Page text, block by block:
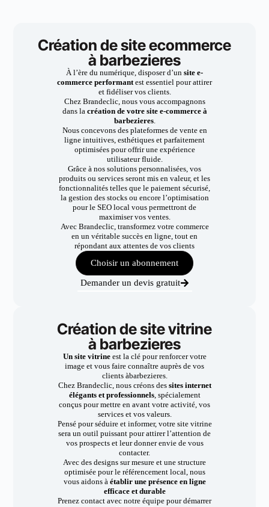
Création de site ecommerce
à barbezieres
À l’ère du numérique, disposer d’un site e-
commerce performantest essentiel pour attirer
et fidéliser vos clients.
Chez Brandeclic, nous vous accompagnons
dans la création de votre site e-commerce à
barbezieres.
Nous concevons des plateformes de vente en
ligne intuitives, esthétiques et parfaitement
optimisées pour offrir une expérience
utilisateur fluide.
Grâce à nos solutions personnalisées, vos
produits ou services seront mis en valeur, et les
fonctionnalités telles que le paiement sécurisé,
la gestion des stocks ou encore l’optimisation
pour le SEO local vous permettront de
maximiser vos ventes.
Avec Brandeclic, transformez votre commerce
en un véritable succès en ligne, tout en
répondant aux attentes de vos clients
Choisir un abonnement
Demander un devis gratuit
Création de site vitrine
à barbezieres
Un site vitrineest la clé pour renforcer votre
image et vous faire connaître auprès de vos
clients àbarbezieres.
Chez Brandeclic, nous créons dessites internet
élégants et professionnels, spécialement
conçus pour mettre en avant votre activité, vos
services et vos valeurs.
Pensé pour séduire et informer, votre site vitrine
sera un outil puissant pour attirer l’attention de
vos prospects et leur donner envie de vous
contacter.
Avec des designs sur mesure et une structure
optimisée pour le référencement local, nous
vous aidons à établir une présence en ligne
efficace et durable
Prenez contact avec notre équipe pour démarrer